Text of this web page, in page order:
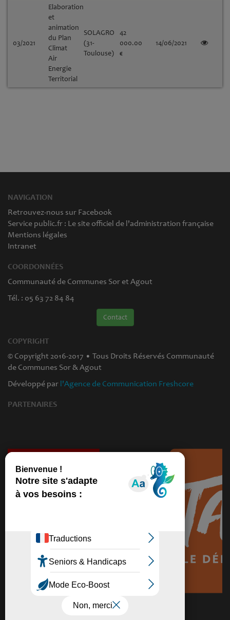
03/2021
Elaboration
et
animation
du Plan
Climat
Air
Energie
Territorial
SOLAGRO
(31-
Toulouse)
42
000.00
€
14/06/2021
NAVIGATION
Retrouvez-nous sur Facebook
Service public.fr : Le site officiel de l'administration française
Mentions légales
Intranet
COORDONNÉES
Communauté de Communes Sor et Agout
Tél. : 05 63 72 84 84
Contact
COPYRIGHT
© Copyright 2016-2017 • Tous Droits Réservés Communauté
de Communes Sor & Agout
Développé par l'Agence de Communication Freshcore
PARTENAIRES